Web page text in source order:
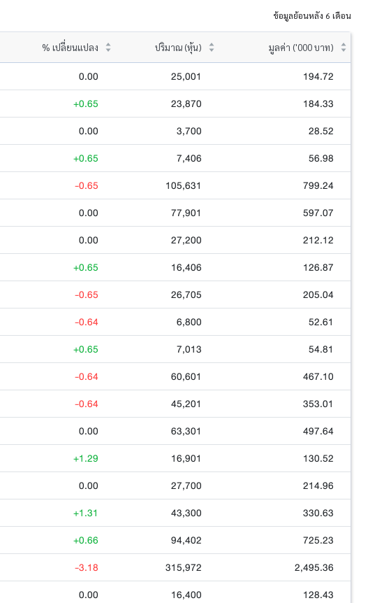
ข้อมูลย้อนหลัง 6 เดือน
% เปลี่ยนแปลง ปริมาณ (หุ้น) มูลค่า ('000 บาท)
0.00 25,001
194.72
+0.65 23,870
184.33
0.00 3,700
28.52
+0.65 7,406
56.98
-0.65 105,631
799.24
0.00 77,901
597.07
0.00 27,200
212.12
+0.65 16,406
126.87
-0.65 26,705
205.04
-0.64 6,800
52.61
+0.65 7,013
54.81
-0.64 60,601
467.10
-0.64 45,201
353.01
0.00 63,301
497.64
+1.29 16,901
130.52
0.00 27,700
214.96
+1.31 43,300
330.63
+0.66 94,402
725.23
-3.18 315,972
2,495.36
0.00 16,400 128.43